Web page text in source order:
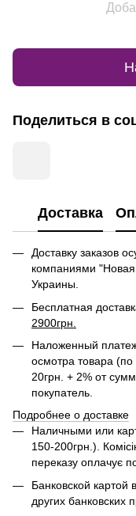
Поделиться в
Доставка
Доставку заказов
компаниями "Новая
Украины.
Бесплатная
2900грн.
Наложенный
осмотра товара
20грн. + 2% от
покупатель.
Подробнее о доставке
Наличными или
150-200грн.).
переказу оплачує
Банковской картой
других банковских